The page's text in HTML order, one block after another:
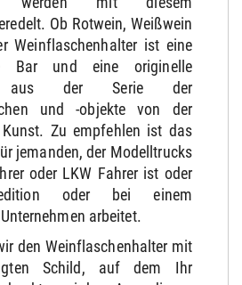
Ob Rotwein, Weißwein
Weinflaschenhalter ist eine
Bar und eine originelle
aus der Serie der
und -objekte von der
Zu empfehlen ist das
jemanden, der Modelltrucks
oder LKW Fahrer ist oder
oder bei einem
arbeitet.
den Weinflaschenhalter mit
Schild, auf dem Ihr